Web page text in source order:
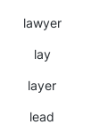
lawyer
lay
layer
lead